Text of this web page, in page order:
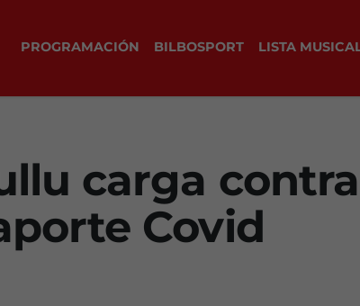
PROGRAMACIÓN BILBOSPORT LISTA
carga
Covid